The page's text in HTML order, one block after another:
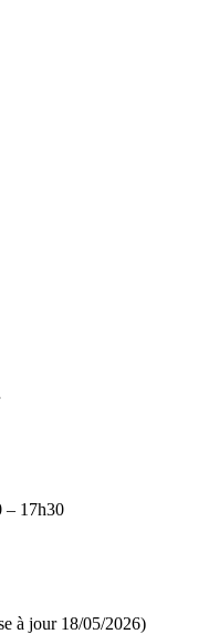
– 17h30
à jour 18/05/2026)